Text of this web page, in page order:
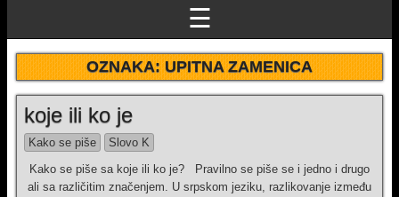
☰
OZNAKA:UPITNA ZAMENICA
koje ili ko je
Kako se piše
Slovo K
Kako se piše sa koje ili ko je? Pravilno se piše se i jedno i drugo
ali sa različitim značenjem. U srpskom jeziku, razlikovanje između